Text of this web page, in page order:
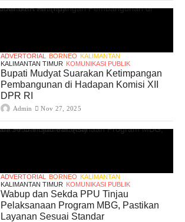
ADVERTORIAL BORNEO KALIMANTAN
KALIMANTAN TIMUR KOMUNIKASI PUBLIK
Bupati Mudyat Suarakan Ketimpangan
Pembangunan di Hadapan Komisi XII
DPR RI
Admin Nov 27, 2025
ADVERTORIAL BORNEO KALIMANTAN
KALIMANTAN TIMUR KOMUNIKASI PUBLIK
Wabup dan Sekda PPU Tinjau
Pelaksanaan Program MBG, Pastikan
Layanan Sesuai Standar